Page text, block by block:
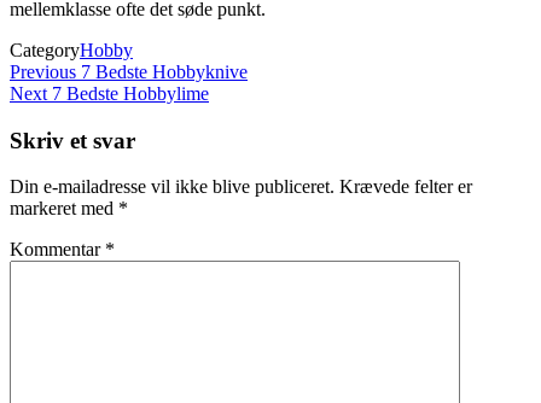
mellemklasse ofte det søde punkt.
CategoryHobby
Indlægsnavigation
Previous
Post
Previous 7 Bedste Hobbyknive
Next
Next 7 Bedste Hobbylime
Skriv et svar
Din e-mailadresse vil ikke blive publiceret. Krævede felter er
markeret med *
Kommentar *